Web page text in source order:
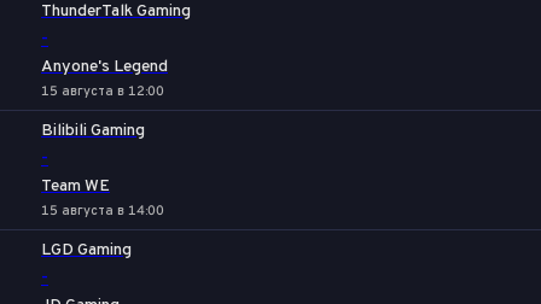
ThunderTalk Gaming
-
Anyone's Legend
15 августа в 12:00
Bilibili Gaming
-
Team WE
15 августа в 14:00
LGD Gaming
-